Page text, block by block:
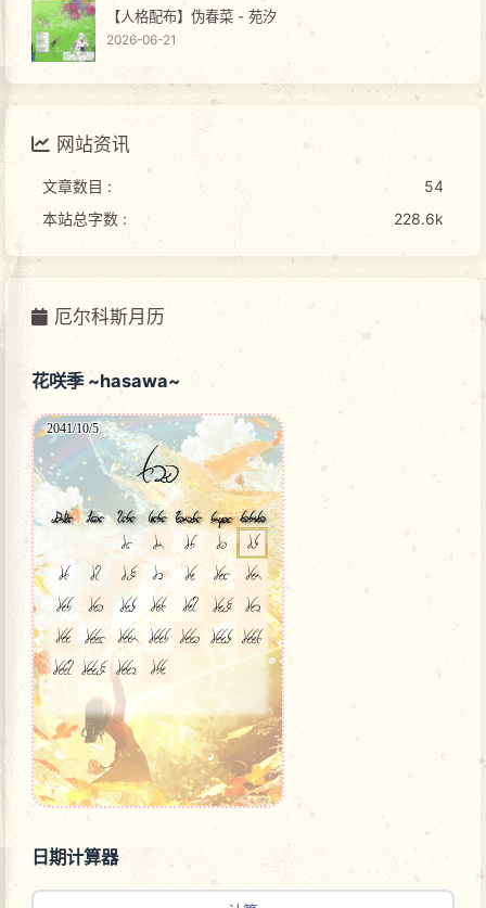
【人格配布】伪春菜 - 苑汐
2026-06-21
网站资讯
文章数目 :
54
本站总字数 :
228.6k
厄尔科斯月历
花咲季 ~hasawa~
日期计算器